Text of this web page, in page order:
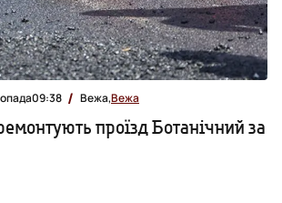
09:38 Вежа,Вежа
проїзд Ботанічний за